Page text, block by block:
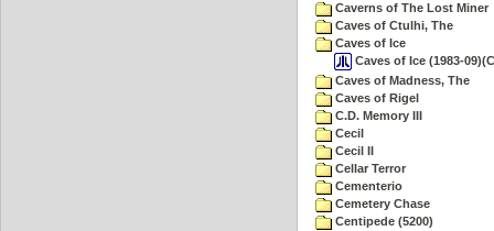
Caverns of The Lost Miner
Caves of Ctulhi, The
Caves of Ice
Caves of Ice (1983-
Caves of Madness, The
Caves of Rigel
C.D. Memory III
Cecil
Cecil II
Cellar Terror
Cementerio
Cemetery Chase
Centipede (5200)